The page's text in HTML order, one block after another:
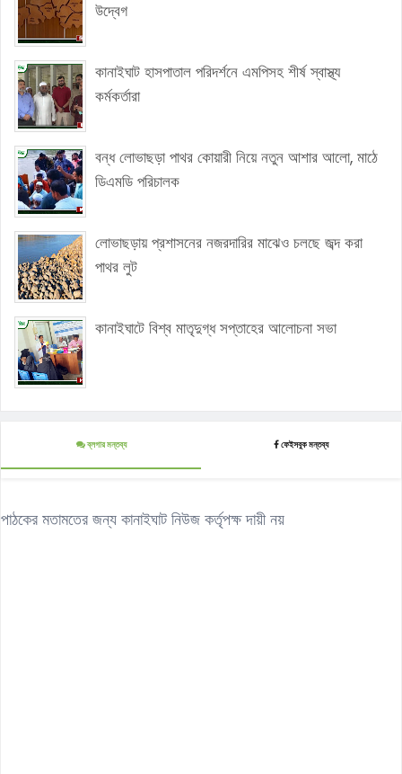
উদ্বেগ
কানাইঘাট হাসপাতাল পরিদর্শনে এমপিসহ শীর্ষ স্বাস্থ্য
কর্মকর্তারা
বন্ধ লোভাছড়া পাথর কোয়ারী নিয়ে নতুন আশার আলো, মাঠে
ডিএমডি পরিচালক
লোভাছড়ায় প্রশাসনের নজরদারির মাঝেও চলছে জব্দ করা
পাথর লুট
কানাইঘাটে বিশ্ব মাতৃদুগ্ধ সপ্তাহের আলোচনা সভা
ব্লগার মন্তব্য ফেইসবুক মন্তব্য
পাঠকের মতামতের জন্য কানাইঘাট নিউজ কর্তৃপক্ষ দায়ী নয়